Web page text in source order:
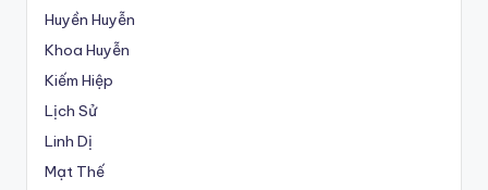
Huyền Huyễn
Khoa Huyễn
Kiếm Hiệp
Lịch Sử
Linh Dị
Mạt Thế